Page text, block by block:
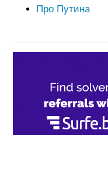
Про Путина